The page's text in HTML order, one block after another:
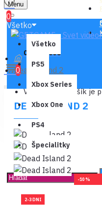
Menu
0
0 ks - 0,00€
0
Váš nákupný košík je
Všetko
Všetko
PS5
Xbox Series
Xbox One
PS4
Špecialitky
Dead Island 2
DEAD ISLAND 2
-10 %
2-3 DNI